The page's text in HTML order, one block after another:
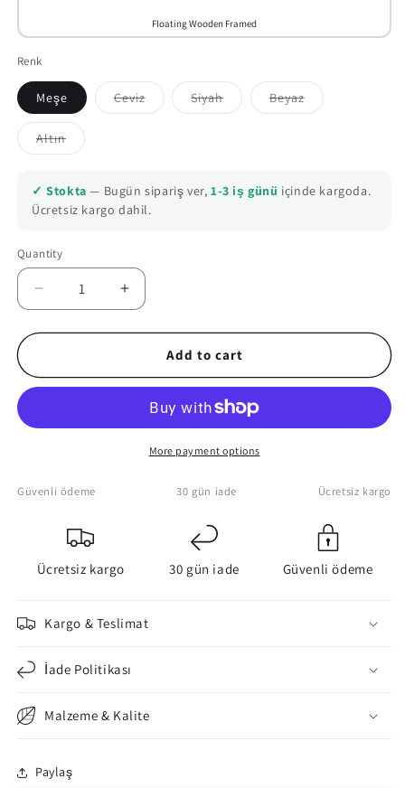
Floating Wooden Framed
Renk
Meşe Ceviz
Variant
Siyah
Variant
Beyaz
Variant
Altın
Variant
or
unavailable
✓ Stokta — Bugün sipariş ver,1-3 iş günü içinde kargoda.
Ücretsiz kargo dahil.
Quantity
Quantity
Decrease
quantity
for
Mask
Dog
Soldier
Increase
quantity
for
Dog
And
Soldier
Canvas
Add to cart
More payment options
Güvenli ödeme 30 gün iade Ücretsiz kargo
Ücretsiz kargo 30 gün iade Güvenli ödeme
Kargo & Teslimat
İade Politikası
Malzeme & Kalite
Paylaş